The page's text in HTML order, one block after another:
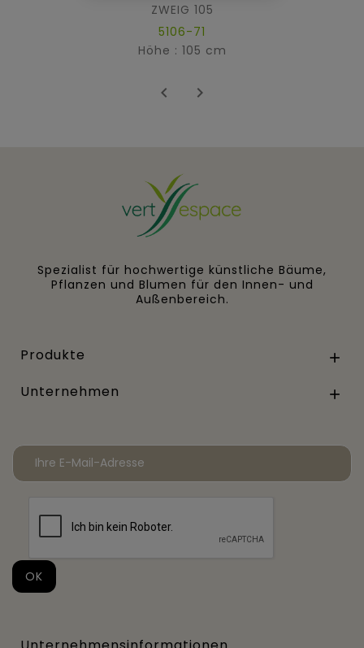
ZWEIG 105
5106-71
Höhe : 105 cm
 
Spezialist für hochwertige künstliche Bäume,
Pflanzen und Blumen für den Innen- und
Außenbereich.
Produkte 
Unternehmen 